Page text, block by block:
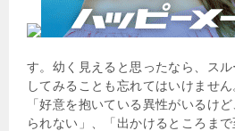
す。幼く見えると思ったなら、ス
してみることも忘れてはいけません
「好意を抱いている異性がいるけ
られない」、「出かけるところま